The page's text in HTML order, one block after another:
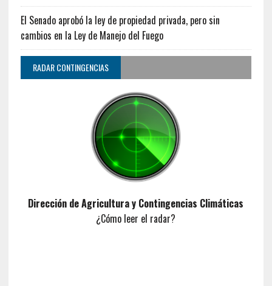
El Senado aprobó la ley de propiedad privada, pero sin
cambios en la Ley de Manejo del Fuego
RADAR CONTINGENCIAS
Dirección de Agricultura y Contingencias Climáticas
¿Cómo leer el radar?